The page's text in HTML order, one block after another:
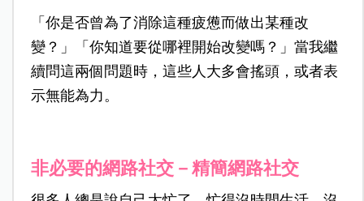
「你是否曾為了消除這種疲憊而做出某種改
變？」「你知道要從哪裡開始改變嗎？」當我繼
續問這兩個問題時，這些人大多會搖頭，或者表
示無能為力。
非必要的網路社交－精簡網路社交